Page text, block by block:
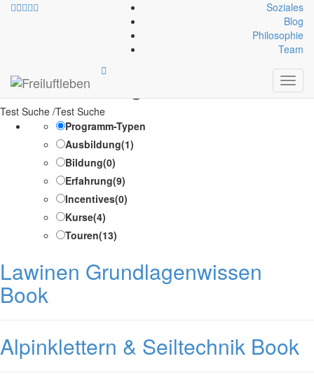
Soziales
Blog
Philosophie
Team
Kategorien-Infoblock:
Allgemein
Test Suche /Test Suche
Programm-Typen
Ausbildung(1)
Bildung(0)
Erfahrung(9)
Incentives(0)
Kurse(4)
Touren(13)
Lawinen Grundlagenwissen
Book
Alpinklettern & Seiltechnik Book